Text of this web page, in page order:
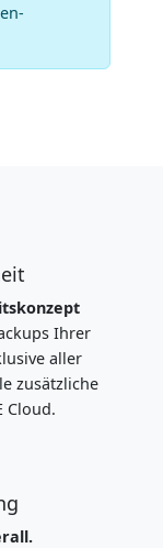
Ihrer
aller
zusätzliche
Cloud.